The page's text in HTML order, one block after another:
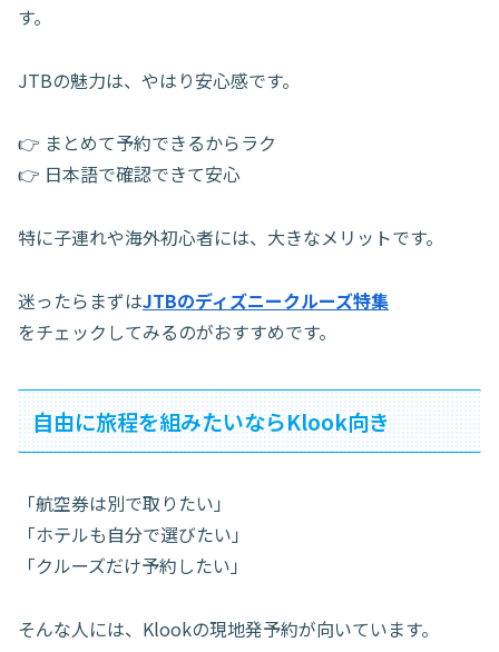
す。
JTBの魅力は、やはり安心感です。
👉 まとめて予約できるからラク
👉 日本語で確認できて安心
特に子連れや海外初心者には、大きなメリットです。
迷ったらまずはJTBのディズニークルーズ特集
をチェックしてみるのがおすすめです。
自由に旅程を組みたいならKlook向き
「航空券は別で取りたい」
「ホテルも自分で選びたい」
「クルーズだけ予約したい」
そんな人には、Klookの現地発予約が向いています。